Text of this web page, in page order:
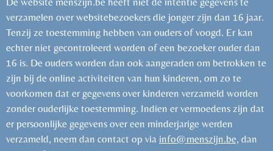
verzamelen over websitebezoekers die jonger zijn dan 16 jaar.
Tenzij ze toestemming hebben van ouders of voogd. Er kan
echter niet gecontroleerd worden of een bezoeker ouder dan
16 is. De ouders worden dan ook aangeraden om betrokken te
zijn bij de online activiteiten van hun kinderen, om zo te
voorkomen dat er gegevens over kinderen verzameld worden
zonder ouderlijke toestemming. Indien er vermoedens zijn dat
er persoonlijke gegevens over een minderjarige werden
verzameld, neem dan contact op via info@menszijn.be, dan